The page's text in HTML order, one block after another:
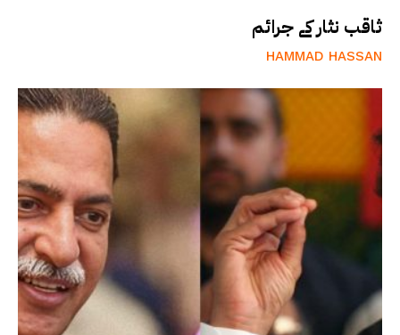
ثاقب نثار کے جرائم
HAMMAD HASSAN